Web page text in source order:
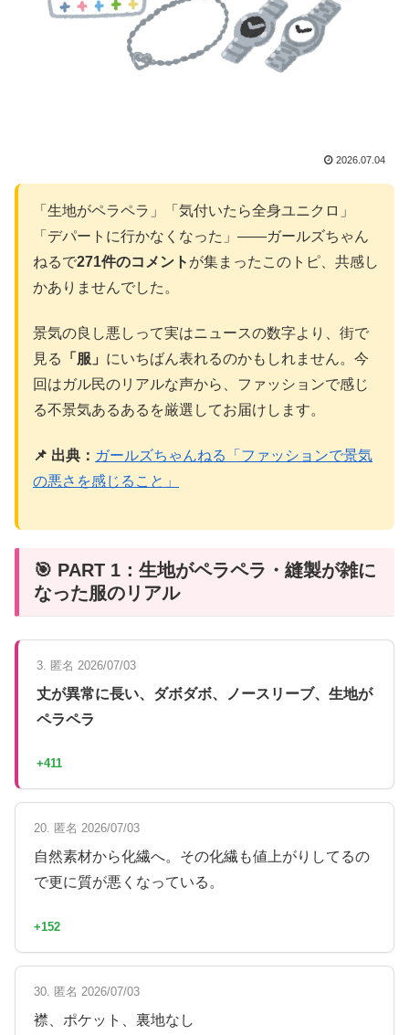
2026.07.04
「生地がペラペラ」「気付いたら全身ユニクロ」
「デパートに行かなくなった」——ガールズちゃん
ねるで271件のコメント が集まったこのトピ、共感し
かありませんでした。
景気の良し悪しって実はニュースの数字より、街で
見る
「服」 にいちばん表れるのかもしれません。今
回はガル民のリアルな声から、ファッションで感じ
る不景気あるあるを厳選してお届けします。
📌 出典： ガールズちゃんねる「ファッションで景気
の悪さを感じること」
🎯 PART 1：生地がペラペラ・縫製が雑に
なった服のリアル
3. 匿名 2026/07/03
丈が異常に長い、ダボダボ、ノースリーブ、生地が
ペラペラ
+411
20. 匿名 2026/07/03
自然素材から化繊へ。その化繊も値上がりしてるの
で更に質が悪くなっている。
+152
30. 匿名 2026/07/03
襟、ポケット、裏地なし